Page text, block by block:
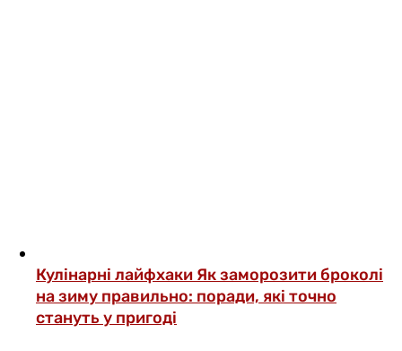
Кулінарні лайфхаки Як заморозити броколі
на зиму правильно: поради, які точно
стануть у пригоді